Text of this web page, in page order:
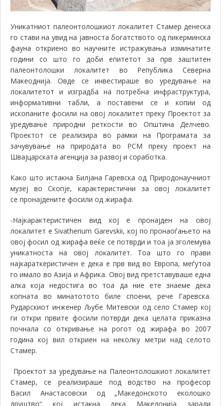
Уникатниот палеонтолошкиот локалитет Стамер денеска
го стави на увид на јавноста богатството од пикерминска
фауна откриено во научните истражувања изминатите
години со што го доби епитетот за прв заштитен
палеонтолошки локалитет во Република Северна
Макеоднија. Овде се инвестираше во уредување на
локалитетот и изградба на потребна инфраструктура,
информативни табли, а поставени се и копии од
ископаните фосили на овој локалитет преку Проектот за
уредување природни реткости во Општина Делчево.
Проектот сереализира во рамки на Програмата за
зачувување на природата во РСМ преку проект на
Швајцарската агенција за развој и соработка.
Како што истакна Билјана Гаревска од Природонаучниот
музеј во Скопје, карактеристични за овој локалитет
се пронајдените фосили од жирафа.
-Најкарактеристичен вид кој е пронајден на овој
локалитет е Sivatherium Garevskii, кој по пронаоѓањето на
овој фосил од жирафа веќе се потврди и тоа ја зголемува
уникатноста на овој локалитет. Тоа што го прави
најкараткеристичен е дека е прв вид во Европа, меѓутоа
го имало во Азија и Африка. Овој вид претставуваше една
алка која недостига во тоа да ние ете знаеме дека
копната во минатотото биле споени, рече Гаревска.
Рударскиот инженер Љубе Митевски од село Стамер кој
ги откри првите фосили потврди дека целата приказна
почнала со откривање на рогот од жирафа во 2007
година кој вил откриен на неколку метри над селото
Стамер.
Проектот за уредување на Палеонтолошкиот локалитет
Стамер, се реализираше под водство на професор
Васил Анастасовски од „Македонското еколошко
друштво“
кој истакна дека Македонија заради